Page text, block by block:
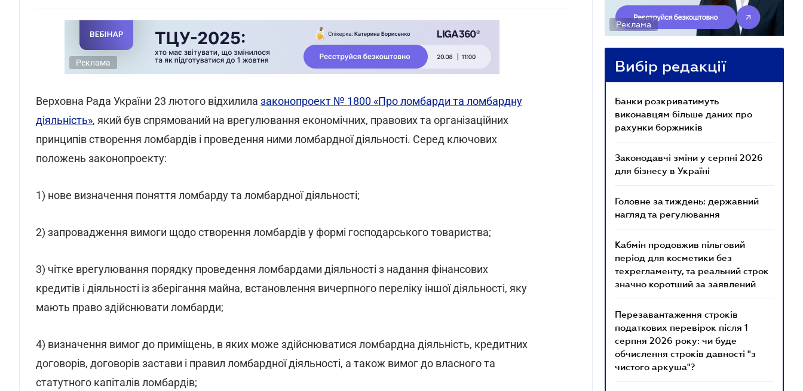
Реклама
Верховна Рада України 23 лютого відхилила законопроект № 1800 «Про ломбарди та ломбардну
діяльність», який був спрямований на врегулювання економічних, правових та організаційних
принципів створення ломбардів і проведення ними ломбардної діяльності. Серед ключових
положень законопроекту:
1) нове визначення поняття ломбарду та ломбардної діяльності;
2) запровадження вимоги щодо створення ломбардів у формі господарського товариства;
3) чітке врегулювання порядку проведення ломбардами діяльності з надання фінансових
кредитів і діяльності із зберігання майна, встановлення вичерпного переліку іншої діяльності, яку
мають право здійснювати ломбарди;
4) визначення вимог до приміщень, в яких може здійснюватися ломбардна діяльність, кредитних
договорів, договорів застави і правил ломбардної діяльності, а також вимог до власного та
статутного капіталів ломбардів;
Реклама
Вибір редакції
Банки розкриватимуть
виконавцям більше даних про
рахунки боржників
Законодавчі зміни у серпні 2026
для бізнесу в Україні
Головне за тиждень: державний
нагляд та регулювання
Кабмін продовжив пільговий
період для косметики без
техрегламенту, та реальний строк
значно коротший за заявлений
Перезавантаження строків
податкових перевірок після 1
серпня 2026 року: чи буде
обчислення строків давності "з
чистого аркуша"?